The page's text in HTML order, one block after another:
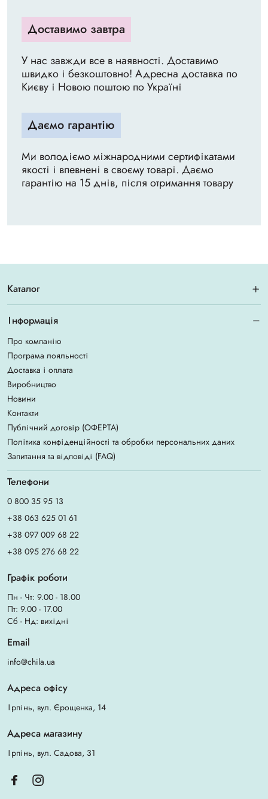
Доставимо завтра
У нас завжди все в наявності. Доставимо
швидко і безкоштовно! Адресна доставка по
Києву і Новою поштою по Україні
Даємо гарантію
Ми володіємо міжнародними сертифікатами
якості і впевнені в своєму товарі. Даємо
гарантію на 15 днів, після отримання товару
Каталог
Інформація
Про компанію
Програма лояльності
Доставка і оплата
Виробництво
Новини
Контакти
Публічний договір (ОФЕРТА)
Політика конфіденційності та обробки персональних даних
Запитання та відповіді (FAQ)
Телефони
0 800 35 95 13
+38 063 625 01 61
+38 097 009 68 22
+38 095 276 68 22
Графік роботи
Пн - Чт: 9.00 - 18.00
Пт: 9.00 - 17.00
Сб - Нд: вихідні
Email
info@chila.ua
Адреса офісу
Ірпінь, вул. Єрощенка, 14
Адреса магазину
Ірпінь, вул. Садова, 31